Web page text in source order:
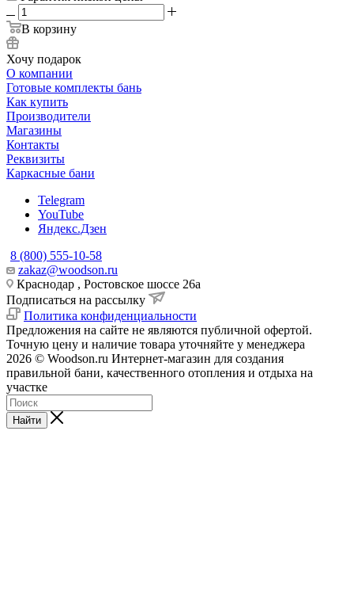
В корзину
Хочу подарок
О компании
Готовые комплекты бань
Как купить
Производители
Магазины
Контакты
Реквизиты
Каркасные бани
Telegram
YouTube
Яндекс.Дзен
8 (800) 555-10-58
zakaz@woodson.ru
Краснодар , Ростовское шоссе 26а
Подписаться на рассылку
Политика конфиденциальности
Предложения на сайте не являются публичной офертой.
Точную цену и наличие товара уточняйте у менеджера
2026 © Woodson.ru Интернет-магазин для создания
правильной бани, качественного отопления и отдыха на
участке
Найти